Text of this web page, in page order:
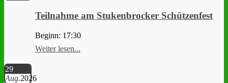
Teilnahme am Stukenbrocker Schützenfest
Beginn: 17:30
Weiter lesen...
29
Aug.2026